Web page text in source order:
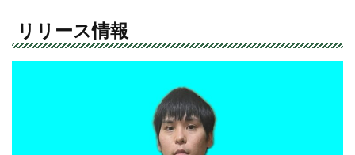
リリース情報